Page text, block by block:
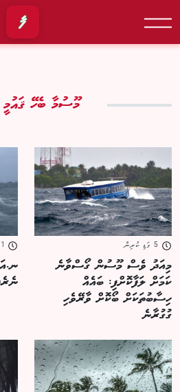
މޫސުމާ ބެހޭ
މިއަދު ވެސް މޫސުން ގޯސްވާނެ
ކަމަށް ލަފާކޮށްފި: ބައެއް
ހިސާބުތަކަށް ބޯކޮށް ވާރޭވެހި
ގުގުރާނެ